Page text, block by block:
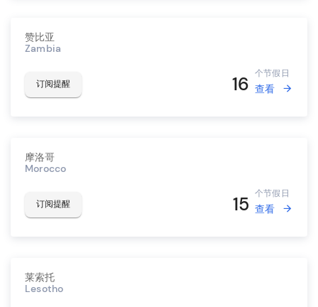
赞比亚
Zambia
订阅提醒 16 个节假日
查看
摩洛哥
Morocco
订阅提醒 15 个节假日
查看
莱索托
Lesotho